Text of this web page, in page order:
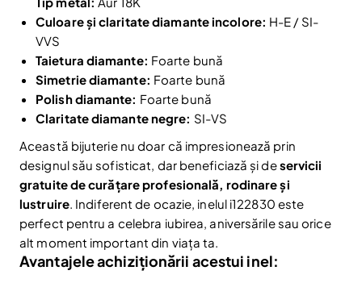
Reduceri și noutăți doar pentru abonați
Culoare și claritate diamante incolore: H-E / SI-
VVS
Taietura diamante: Foarte bună
Simetrie diamante: Foarte bună
Polish diamante: Foarte bună
Claritate diamante negre: SI-VS
Această bijuterie nu doar că impresionează prin
designul său sofisticat, dar beneficiază și deservicii
gratuite de curățare profesională, rodinare și
lustruire. Indiferent de ocazie, inelul i122830 este
perfect pentru a celebra iubirea, aniversările sau orice
alt moment important din viața ta.
Avantajele achiziționării acestui inel: